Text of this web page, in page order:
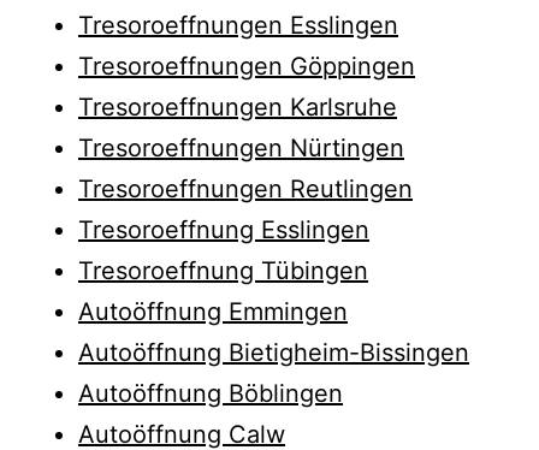
Tresoroeffnungen Esslingen
Tresoroeffnungen Göppingen
Tresoroeffnungen Karlsruhe
Tresoroeffnungen Nürtingen
Tresoroeffnungen Reutlingen
Tresoroeffnung Esslingen
Tresoroeffnung Tübingen
Autoöffnung Emmingen
Autoöffnung Bietigheim-Bissingen
Autoöffnung Böblingen
Autoöffnung Calw